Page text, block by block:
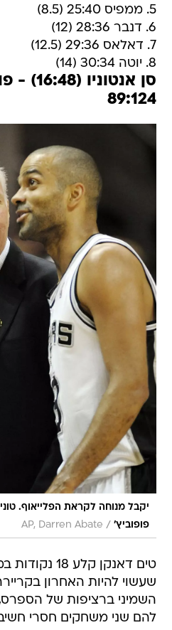
5. ממפיס 25:40 (8.5)
6. דנבר 28:36 (12)
7. דאלאס 29:36 (12.5)
8. יוטה 30:34 (14)
89:124
יקבל מנוחה לקראת הפלייאוף.
פופוביץ' /
AP, Darren Abate
טים דאנקן
שעשוי להיות האחרון
השמיני ברציפות של
להם שני משחקים חסרי